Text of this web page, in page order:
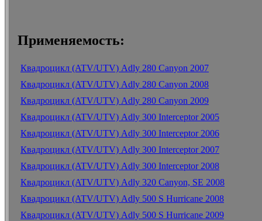
Применяемость:
Квадроцикл (ATV/UTV) Adly 280 Canyon 2007
Квадроцикл (ATV/UTV) Adly 280 Canyon 2008
Квадроцикл (ATV/UTV) Adly 280 Canyon 2009
Квадроцикл (ATV/UTV) Adly 300 Interceptor 2005
Квадроцикл (ATV/UTV) Adly 300 Interceptor 2006
Квадроцикл (ATV/UTV) Adly 300 Interceptor 2007
Квадроцикл (ATV/UTV) Adly 300 Interceptor 2008
Квадроцикл (ATV/UTV) Adly 320 Canyon, SE 2008
Квадроцикл (ATV/UTV) Adly 500 S Hurricane 2008
Квадроцикл (ATV/UTV) Adly 500 S Hurricane 2009